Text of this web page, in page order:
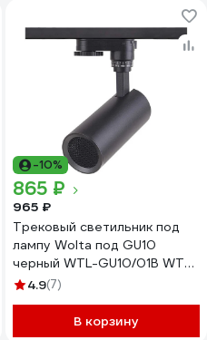
-10%
865 ₽
965 ₽
Трековый светильник под
лампу Wolta под GU10
черный WTL-GU10/01В WTL-
GU10/01B
4.9(7)
В корзину